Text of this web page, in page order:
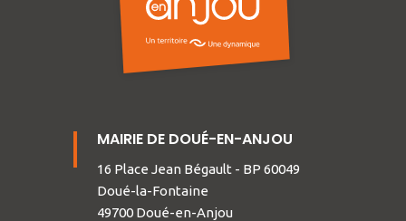
MAIRIE DE DOUÉ-EN-ANJOU
16 Place Jean Bégault - BP 60049
Doué-la-Fontaine
49700 Doué-en-Anjou